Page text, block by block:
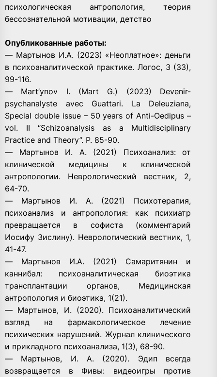
психологическая антропология, теория
бессознательной мотивации, детство
Опубликованные работы:
— Мартынов И.А. (2023) «Неоплатное»: деньги
в психоаналитической практике. Логос, 3 (33),
99-116.
— Mart’ynov I. (Mart G.) (2023) Devenir-
psychanalyste avec Guattari. La Deleuziana,
Special double issue – 50 years of Anti-Oedipus –
vol. II “Schizoanalysis as a Multidisciplinary
Practice and Theory”. P. 85-90.
— Мартынов И. А. (2021) Психоанализ: от
клинической медицины к клинической
антропологии. Неврологический вестник, 2,
64-70.
— Мартынов И. А. (2021) Психотерапия,
психоанализ и антропология: как психиатр
превращается в софиста (комментарий
Иосифу Зислину). Неврологический вестник, 1,
41-47.
— Мартынов И.А. (2021) Самаритянин и
каннибал: психоаналитическая биоэтика
трансплантации органов, Медицинская
антропология и биоэтика, 1(21).
— Мартынов, И. (2020). Психоаналитический
взгляд на фармакологическое лечение
психических нарушений. Журнал клинического
и прикладного психоанализа, 1(3), 68-90.
— Мартынов, И. А. (2020). Эдип всегда
возвращается в Фивы: видеоигры против